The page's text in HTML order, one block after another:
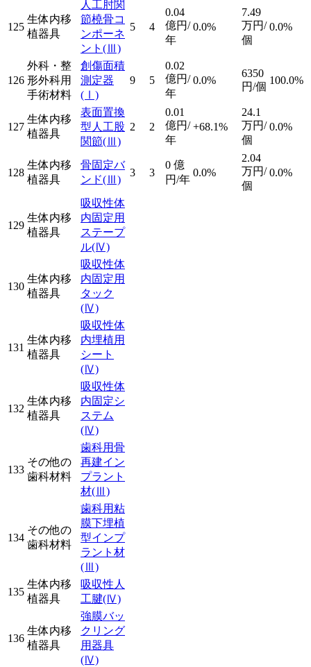
125
生体内移
植器具
人工肘関
節橈骨コ
ンポーネ
ント (Ⅲ)
5 4
0.04
億円/
年
0.0%
7.49
万円/
個
0.0%
126
外科・整
形外科用
手術材料
創傷面積
測定器
(Ⅰ)
9 5
0.02
億円/
年
0.0%
6350
円/個
100.0%
127
生体内移
植器具
表面置換
型人工股
関節(Ⅲ)
2 2
0.01
億円/
年
+68.1%
24.1
万円/
個
0.0%
128
生体内移
植器具
骨固定バ
ンド(Ⅲ)
3 3
0 億
円/年
0.0%
2.04
万円/
個
0.0%
129
生体内移
植器具
吸収性体
内固定用
ステープ
ル(Ⅳ)
130
生体内移
植器具
吸収性体
内固定用
タック
(Ⅳ)
131
生体内移
植器具
吸収性体
内埋植用
シート
(Ⅳ)
132
生体内移
植器具
吸収性体
内固定シ
ステム
(Ⅳ)
133
その他の
歯科材料
歯科用骨
再建イン
プラント
材(Ⅲ)
134
その他の
歯科材料
歯科用粘
膜下埋植
型インプ
ラント材
(Ⅲ)
135
生体内移
植器具
吸収性人
工腱(Ⅳ)
136
生体内移
植器具
強膜バッ
クリング
用器具
(Ⅳ)